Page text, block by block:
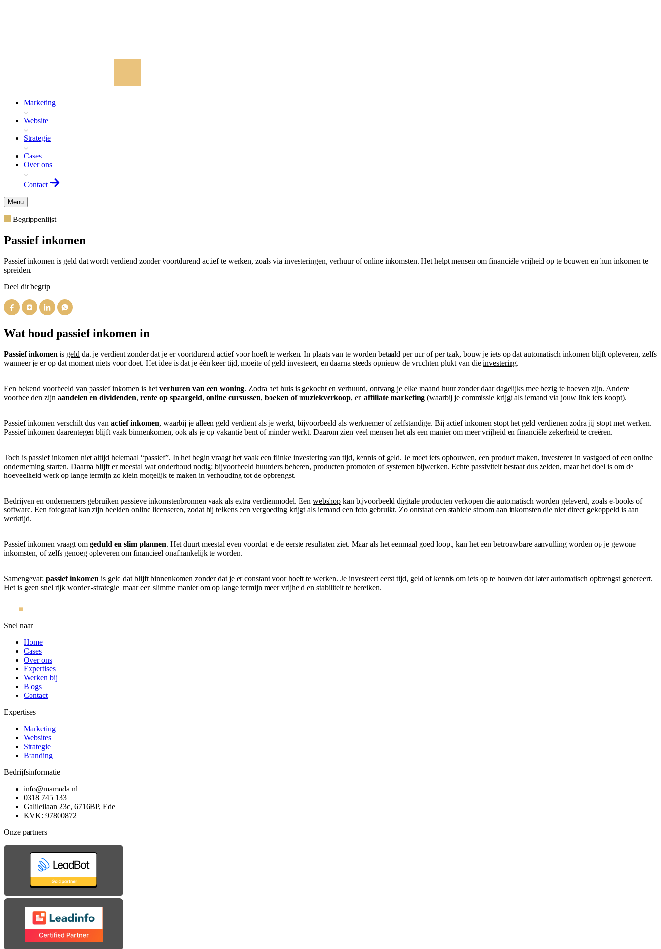
Marketing
Website
Strategie
Cases
Over ons
Contact
Menu
Begrippenlijst
Passief inkomen
Passief inkomen is geld dat wordt verdiend zonder voortdurend actief te werken, zoals via investeringen, verhuur of online inkomsten. Het helpt mensen om financiële vrijheid op te bouwen en hun inkomen te
spreiden.
Deel dit begrip
Wat houd passief inkomen in
Passief inkomen is geld dat je verdient zonder dat je er voortdurend actief voor hoeft te werken. In plaats van te worden betaald per uur of per taak, bouw je iets op dat automatisch inkomen blijft opleveren, zelfs
wanneer je er op dat moment niets voor doet. Het idee is dat je één keer tijd, moeite of geld investeert, en daarna steeds opnieuw de vruchten plukt van die investering.
Een bekend voorbeeld van passief inkomen is het verhuren van een woning. Zodra het huis is gekocht en verhuurd, ontvang je elke maand huur zonder daar dagelijks mee bezig te hoeven zijn. Andere
voorbeelden zijn aandelen en dividenden, rente op spaargeld, online cursussen, boeken of muziekverkoop, en affiliate marketing (waarbij je commissie krijgt als iemand via jouw link iets koopt).
Passief inkomen verschilt dus van actief inkomen, waarbij je alleen geld verdient als je werkt, bijvoorbeeld als werknemer of zelfstandige. Bij actief inkomen stopt het geld verdienen zodra jij stopt met werken.
Passief inkomen daarentegen blijft vaak binnenkomen, ook als je op vakantie bent of minder werkt. Daarom zien veel mensen het als een manier om meer vrijheid en financiële zekerheid te creëren.
Toch is passief inkomen niet altijd helemaal “passief”. In het begin vraagt het vaak een flinke investering van tijd, kennis of geld. Je moet iets opbouwen, een product maken, investeren in vastgoed of een online
onderneming starten. Daarna blijft er meestal wat onderhoud nodig: bijvoorbeeld huurders beheren, producten promoten of systemen bijwerken. Echte passiviteit bestaat dus zelden, maar het doel is om de
hoeveelheid werk op lange termijn zo klein mogelijk te maken in verhouding tot de opbrengst.
Bedrijven en ondernemers gebruiken passieve inkomstenbronnen vaak als extra verdienmodel. Een webshop kan bijvoorbeeld digitale producten verkopen die automatisch worden geleverd, zoals e-books of
software. Een fotograaf kan zijn beelden online licenseren, zodat hij telkens een vergoeding krijgt als iemand een foto gebruikt. Zo ontstaat een stabiele stroom aan inkomsten die niet direct gekoppeld is aan
werktijd.
Passief inkomen vraagt om geduld en slim plannen. Het duurt meestal even voordat je de eerste resultaten ziet. Maar als het eenmaal goed loopt, kan het een betrouwbare aanvulling worden op je gewone
inkomsten, of zelfs genoeg opleveren om financieel onafhankelijk te worden.
Samengevat: passief inkomen is geld dat blijft binnenkomen zonder dat je er constant voor hoeft te werken. Je investeert eerst tijd, geld of kennis om iets op te bouwen dat later automatisch opbrengst genereert.
Het is geen snel rijk worden-strategie, maar een slimme manier om op lange termijn meer vrijheid en stabiliteit te bereiken.
Snel naar
Home
Cases
Over ons
Expertises
Werken bij
Blogs
Contact
Expertises
Marketing
Websites
Strategie
Branding
Bedrijfsinformatie
info@mamoda.nl
0318 745 133
Galileilaan 23c, 6716BP, Ede
KVK: 97800872
Onze partners